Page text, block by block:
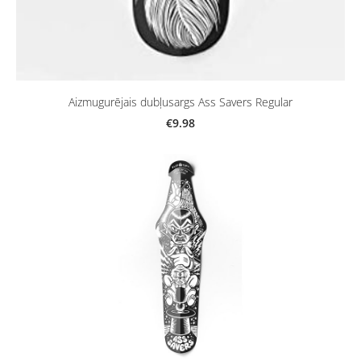
Aizmugurējais dubļusargs Ass Savers Regular
€9.98